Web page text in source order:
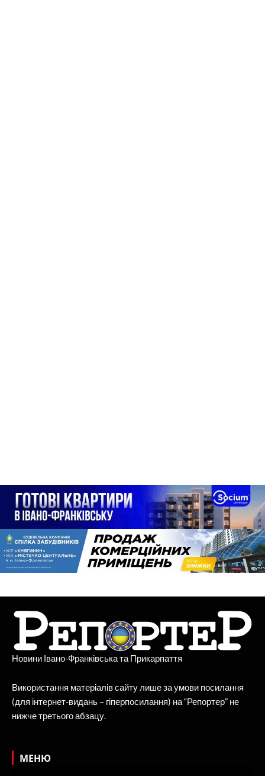
Новини Івано-Франківська та Прикарпаття
Використання матеріалів сайту лише за умови посилання
(для інтернет-видань – гіперпосилання) на “Репортер” не
нижче третього абзацу.
МЕНЮ